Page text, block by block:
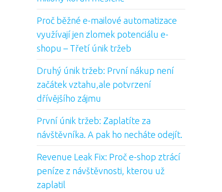
Proč běžné e-mailové automatizace
využívají jen zlomek potenciálu e-
shopu – Třetí únik tržeb
Druhý únik tržeb: První nákup není
začátek vztahu,ale potvrzení
dřívějšího zájmu
První únik tržeb: Zaplatíte za
návštěvníka. A pak ho necháte odejít.
Revenue Leak Fix: Proč e-shop ztrácí
peníze z návštěvnosti, kterou už
zaplatil